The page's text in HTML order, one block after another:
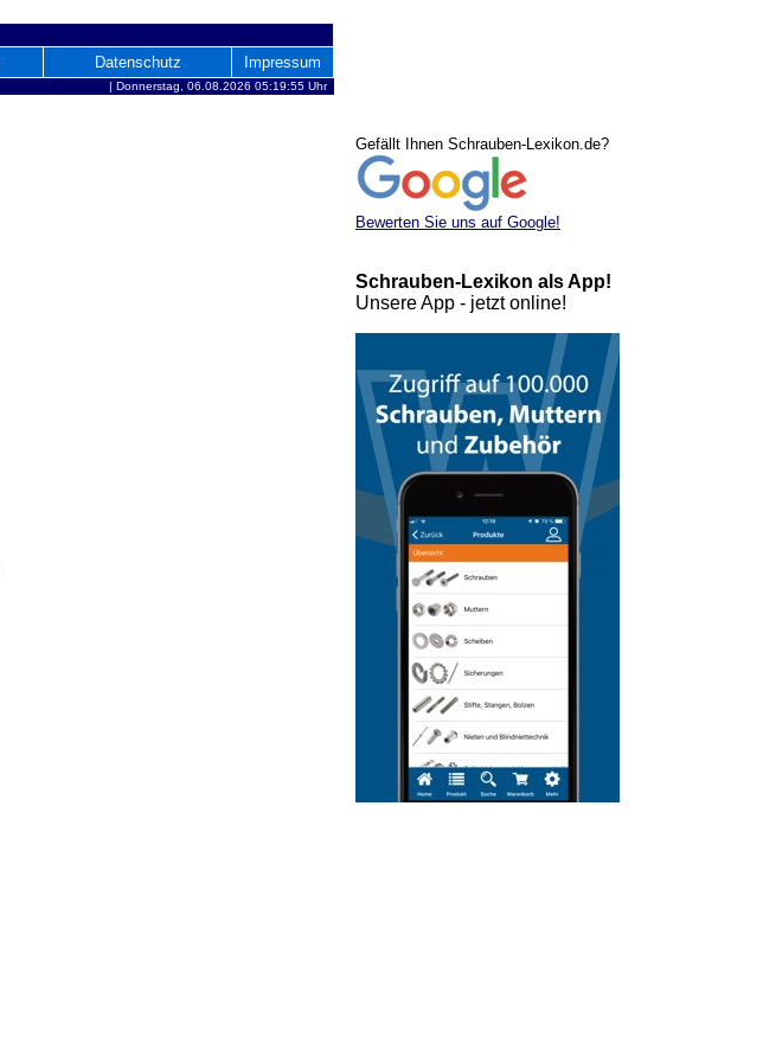
Datenschutz Impressum
| Donnerstag, 06.08.2026 05:19:55 Uhr
Gefällt Ihnen Schrauben-Lexikon.de?
Bewerten Sie uns auf Google!
Schrauben-Lexikon als App!
Unsere App - jetzt online!